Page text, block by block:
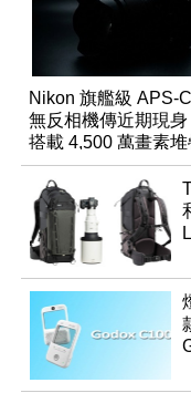
Nikon 旗艦級 APS-
無反相機傳近期現
搭載 4,500 萬畫素
感光元件？